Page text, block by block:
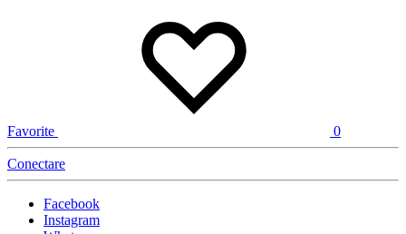
Favorite 0
Conectare
Facebook
Instagram